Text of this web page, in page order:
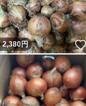
2,380円